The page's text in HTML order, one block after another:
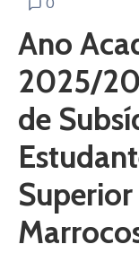
Ano
2025/
de